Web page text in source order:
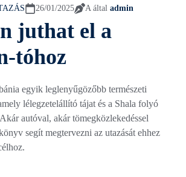
26/01/2025 A által admin
juthat el a
tóhoz
egyik leglenyűgözőbb természeti
lélegzetelállító tájat és a Shala folyó
autóval, akár tömegközlekedéssel
segít megtervezni az utazását ehhez